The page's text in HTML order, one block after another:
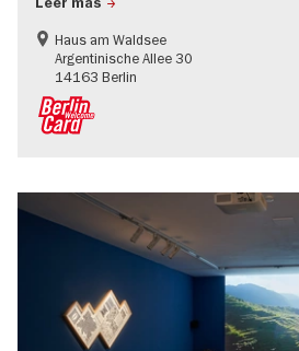
Leer más
Haus am Waldsee
Argentinische Allee 30
14163 Berlin